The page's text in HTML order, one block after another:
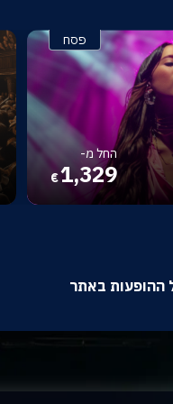
פסח
החל מ-
1,329
€
ההופעות באתר